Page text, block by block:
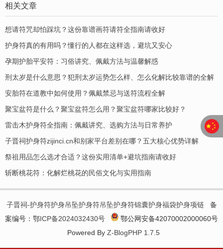
相关文章
想请符咒却怕踩坑？这份靠谱画符请符全指南请收好
护身符真的有用吗？懂行的人都在这样选，避坑又安心
孕期护胎平安符：习俗讲究、佩戴方法与温馨解惑
刑太岁是什么意思？犯刑太岁运势怎么样、怎么化解比较靠谱的全解
安胎符在道教中如何使用？佩戴禁忌与送符流程全解
聚宝盆符是什么？聚宝盆符怎么用？聚宝盆符哪家比较好？
​雷击木护身符全指南：佩戴讲究、选购方法与日常养护
子晋祠护身符zijinci.cn和别家平台差别在哪？五大核心优势详解
祭祖用品怎么选才合适？这份实用清单+避坑指南请收好
斩断桃花符：化解烂桃花的民俗文化与实用指南
子晋祠-护身符护身吊坠护身符吊坠护身符锦囊护身福袋护身项链备
案编号： 鄂ICP备2024032430号
鄂公网安备42070002000060号
Powered By Z-BlogPHP 1.7.5